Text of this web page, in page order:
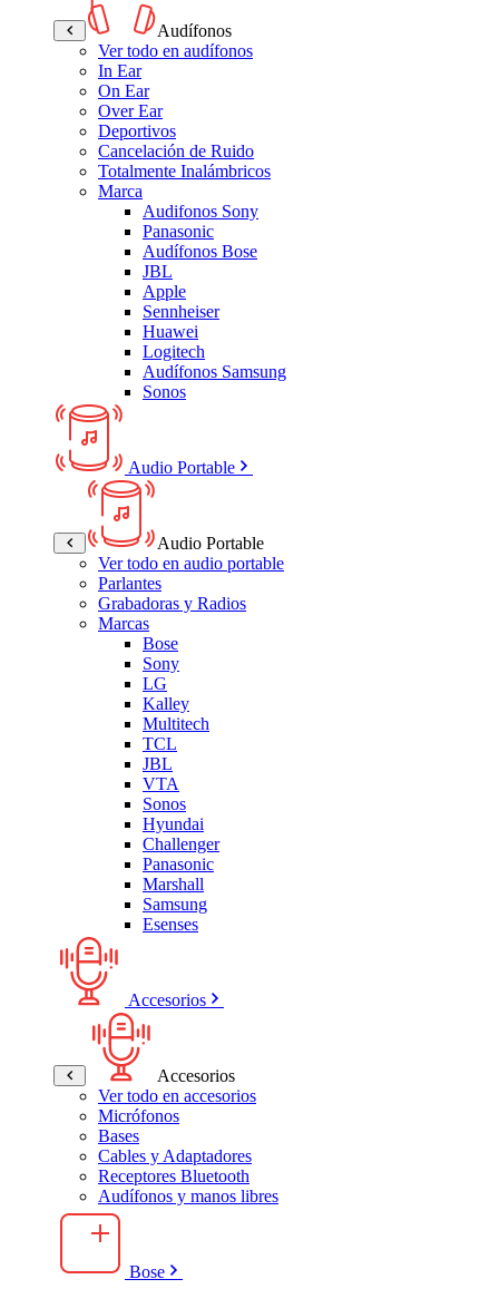
Audífonos
Ver todo en audífonos
In Ear
On Ear
Over Ear
Deportivos
Cancelación de Ruido
Totalmente Inalámbricos
Marca
Audifonos Sony
Panasonic
Audífonos Bose
JBL
Apple
Sennheiser
Huawei
Logitech
Audífonos Samsung
Sonos
Audio Portable
Audio Portable
Ver todo en audio portable
Parlantes
Grabadoras y Radios
Marcas
Bose
Sony
LG
Kalley
Multitech
TCL
JBL
VTA
Sonos
Hyundai
Challenger
Panasonic
Marshall
Samsung
Esenses
Accesorios
Accesorios
Ver todo en accesorios
Micrófonos
Bases
Cables y Adaptadores
Receptores Bluetooth
Audífonos y manos libres
Bose